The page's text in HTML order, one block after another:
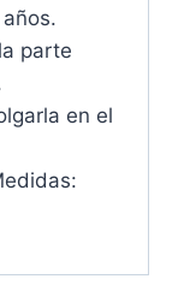
parte
en el